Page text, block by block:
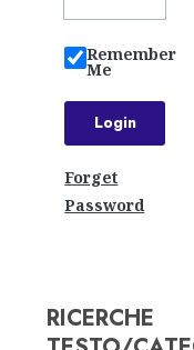
Remember
Me
Forget
Password
RICERCHE